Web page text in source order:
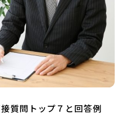
質問トップ７と回答例